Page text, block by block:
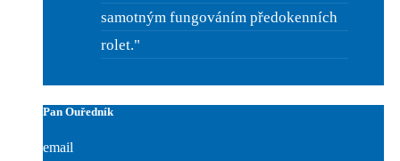
samotným fungováním předokenních
rolet."
Pan Ouředník
email